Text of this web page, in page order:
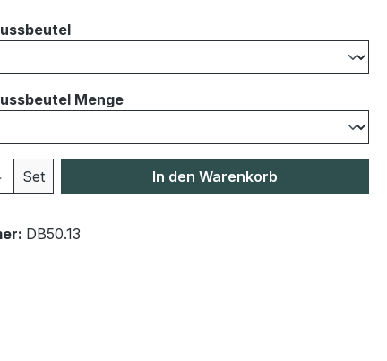
auswählen
Mengeauswählen
Gib den gewünschten Wert
Set In den Warenkorb
DB50.13